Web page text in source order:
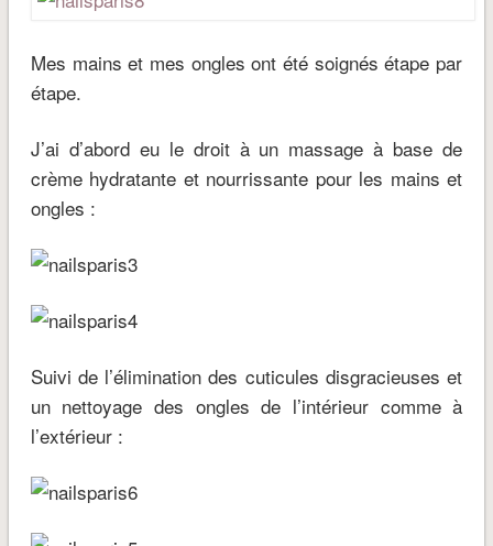
Mes mains et mes ongles ont été soignés étape par
étape.
J’ai d’abord eu le droit à un massage à base de
crème hydratante et nourrissante pour les mains et
ongles :
Suivi de l’élimination des cuticules disgracieuses et
un nettoyage des ongles de l’intérieur comme à
l’extérieur :